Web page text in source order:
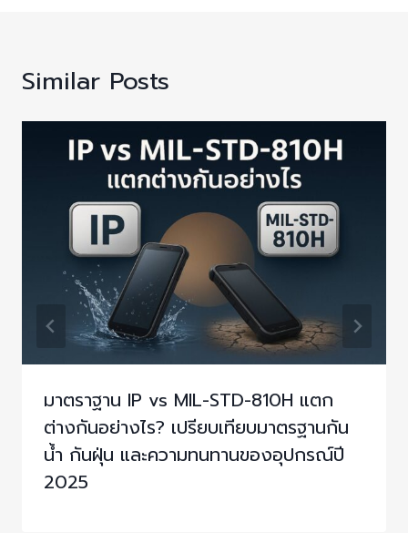
Similar Posts
มาตราฐาน IP vs MIL-STD-810H แตก
ต่างกันอย่างไร? เปรียบเทียบมาตรฐานกัน
น้ำ กันฝุ่น และความทนทานของอุปกรณ์ปี
2025